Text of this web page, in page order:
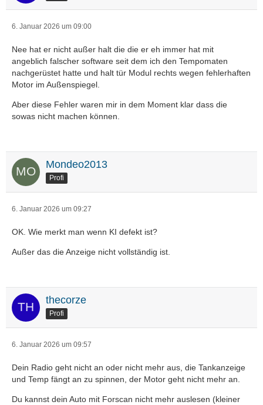
6. Januar 2026 um 09:00
Nee hat er nicht außer halt die die er eh immer hat mit
angeblich falscher software seit dem ich den Tempomaten
nachgerüstet hatte und halt tür Modul rechts wegen fehlerhaften
Motor im Außenspiegel.
Aber diese Fehler waren mir in dem Moment klar dass die
sowas nicht machen können.
Mondeo2013
Profi
6. Januar 2026 um 09:27
OK. Wie merkt man wenn KI defekt ist?
Außer das die Anzeige nicht vollständig ist.
thecorze
Profi
6. Januar 2026 um 09:57
Dein Radio geht nicht an oder nicht mehr aus, die Tankanzeige
und Temp fängt an zu spinnen, der Motor geht nicht mehr an.
Du kannst dein Auto mit Forscan nicht mehr auslesen (kleiner